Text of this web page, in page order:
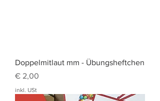
Doppelmitlaut mm - Übungsheftchen
Preis
€ 2,00
inkl. USt